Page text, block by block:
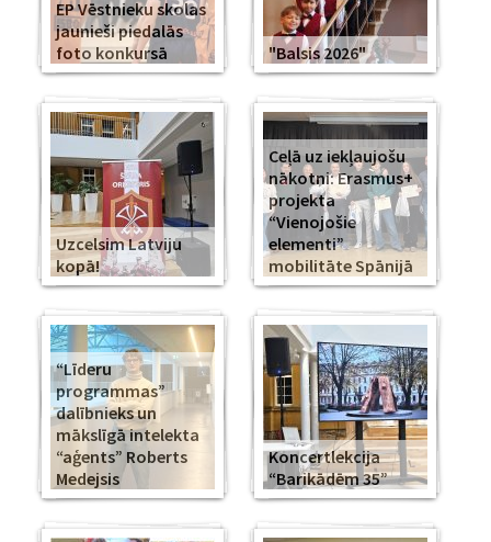
EP Vēstnieku skolas
jaunieši piedalās
foto konkursā
"Balsis 2026"
Uzcelsim Latviju
kopā!
Ceļā uz iekļaujošu
nākotni: Erasmus+
projekta
“Vienojošie
elementi”
mobilitāte Spānijā
“Līderu
programmas”
dalībnieks un
mākslīgā intelekta
“aģents” Roberts
Medejsis
Koncertlekcija
“Barikādēm 35”